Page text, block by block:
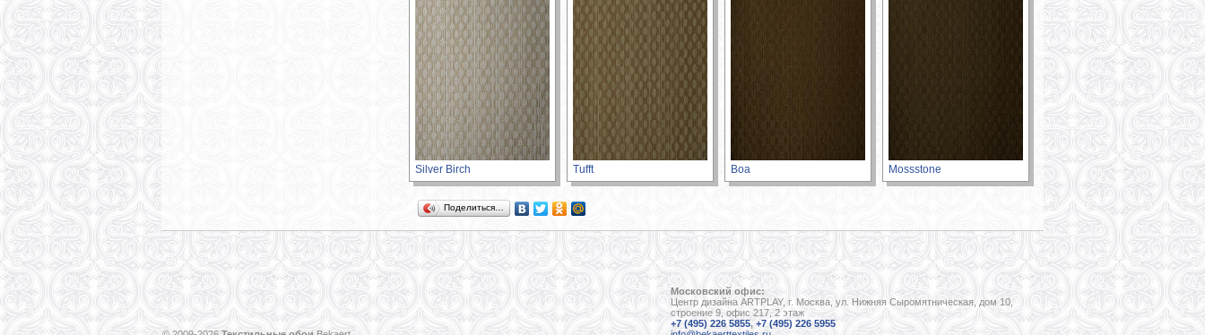
Silver Birch Tufft Boa Mossstone
Поделиться…
Московский офис:
Центр дизайна ARTPLAY, г. Москва, ул. Нижняя Сыромятническая, дом 10,
строение 9, офис 217, 2 этаж
+7 (495) 226 5855,+7 (495) 226 5955